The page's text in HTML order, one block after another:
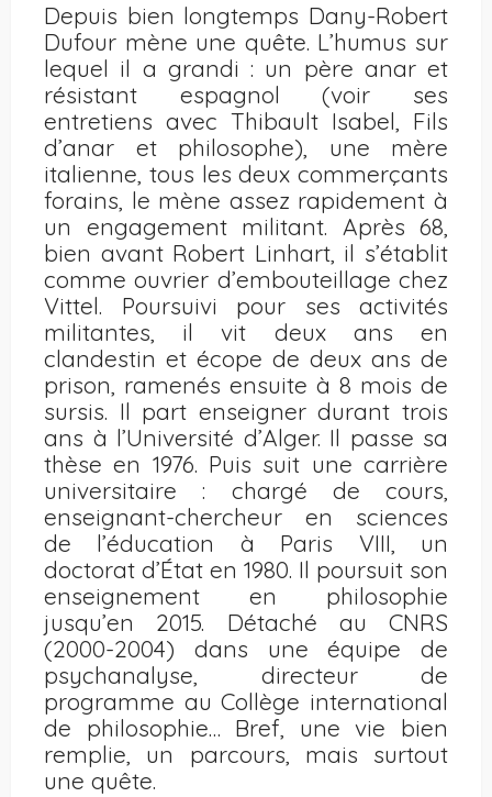
Depuis bien longtemps Dany-Robert
Dufour mène une quête. L’humus sur
lequel il a grandi : un père anar et
résistant espagnol (voir ses
entretiens avec Thibault Isabel, Fils
d’anar et philosophe), une mère
italienne, tous les deux commerçants
forains, le mène assez rapidement à
un engagement militant. Après 68,
bien avant Robert Linhart, il s’établit
comme ouvrier d’embouteillage chez
Vittel. Poursuivi pour ses activités
militantes, il vit deux ans en
clandestin et écope de deux ans de
prison, ramenés ensuite à 8 mois de
sursis. Il part enseigner durant trois
ans à l’Université d’Alger. Il passe sa
thèse en 1976. Puis suit une carrière
universitaire : chargé de cours,
enseignant-chercheur en sciences
de l’éducation à Paris VIII, un
doctorat d’État en 1980. Il poursuit son
enseignement en philosophie
jusqu’en 2015. Détaché au CNRS
(2000-2004) dans une équipe de
psychanalyse, directeur de
programme au Collège international
de philosophie… Bref, une vie bien
remplie, un parcours, mais surtout
une quête.